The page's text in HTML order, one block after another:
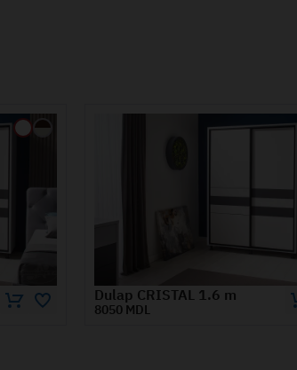
Dulap VENUS 1.2 m
7760 MDL